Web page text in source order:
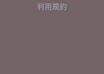
利用規約